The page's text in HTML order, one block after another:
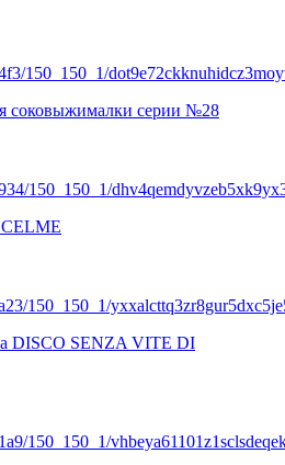
соковыжималки серии №28
CELME
DISCO SENZA VITE DI